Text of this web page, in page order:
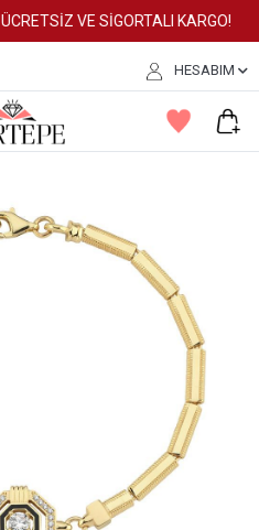
ÜCRETSİZ VE SİGORTALI KARGO!
HESABIM